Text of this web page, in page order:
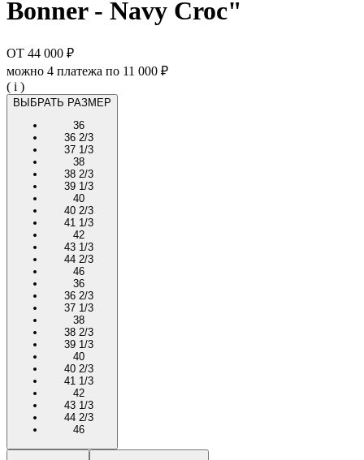
Bonner - Navy Croc"
ОТ 44 000 ₽
можно 4 платежа по 11 000 ₽
( i )
ВЫБРАТЬ РАЗМЕР
36
36 2/3
37 1/3
38
38 2/3
39 1/3
40
40 2/3
41 1/3
42
43 1/3
44 2/3
46
36
36 2/3
37 1/3
38
38 2/3
39 1/3
40
40 2/3
41 1/3
42
43 1/3
44 2/3
46